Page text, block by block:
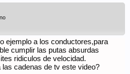
ejemplo a los conductores,para
cumplir las putas absurdas
ridiculos de velocidad.
las cadenas de tv este video?